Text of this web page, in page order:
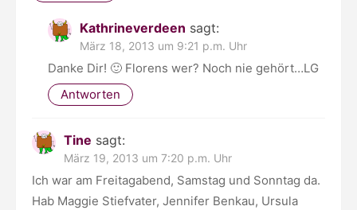
Kathrineverdeen sagt:
März 18, 2013 um 9:21 p.m. Uhr
Danke Dir! 🙂 Florens wer? Noch nie gehört…LG
Antworten
Tine sagt:
März 19, 2013 um 7:20 p.m. Uhr
Ich war am Freitagabend, Samstag und Sonntag da.
Hab Maggie Stiefvater, Jennifer Benkau, Ursula